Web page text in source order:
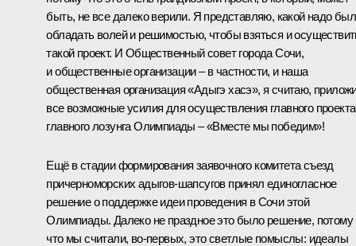
быть, не все далеко верили. Я представляю, какой надо
обладать волей и решимостью, чтобы взяться и
такой проект. И Общественный совет города Сочи,
и общественные организации – в частности, и наша
общественная организация «Адыгэ хасэ», я считаю,
все возможные усилия для осуществления главного
главного лозунга Олимпиады – «Вместе мы победим»!
Ещё в стадии формирования заявочного комитета съезд
причерноморских адыгов-шапсугов принял единогласное
решение о поддержке идеи проведения в Сочи этой
Олимпиады. Далеко не праздное это было решение, потому
что мы считали, во‑первых, это светлые помыслы: идеалы